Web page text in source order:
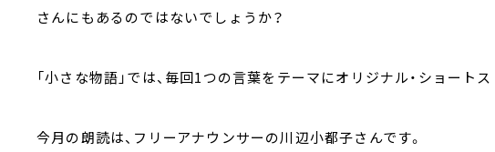
さんにもあるのではないでしょうか？
「小さな物語」では、毎回1つの言葉をテーマにオリジナル・ショート
今月の朗読は、フリーアナウンサーの川辺小都子さんです。